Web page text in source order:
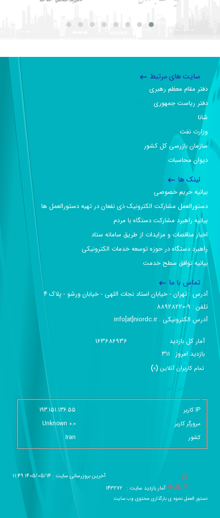
سایت های مرتبط
دفتر مقام معظم رهبری
دفتر ریاست جمهوری
شانا
وزارت نفت
سازمان بازرسی کل کشور
دیوان محاسبات
لینک ها
بیانیه حریم خصوصی
دستورالعمل مشارکت الکترونیک ذی نفعان در تهیه دستورالعمل ها
بیانیه راهبرد مشارکت دستگاه با مردم
اخبار مناقصات و مزایدات از طریق سامانه ستاد
راهبرد دستگاه در حوزه توسعه خدمات الکترونیکی
بیانیه توافق سطح خدمت
تماس با ما
آدرس :‌ تهران - خیابان استاد نجات اللهی - خیابان ورشو - پلاک ۴
تلفن :‌ 9-88928220
آدرس الکترونیکی :‌ info[at]niordc.ir
آمار کل بازدید
بازديد امروز
گزارش آمار سایت - خلاصه
IP کاربر
193.151.136.55
مرورگر کاربر
Unknown 0.0
Iran
آخرین بروزرسانی سایت : 1405/05/14 11:49